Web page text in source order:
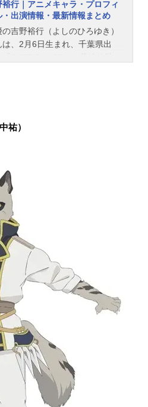
裕行｜アニメキャラ・プロフィ
・出演情報・最新情報まとめ
の吉野裕行（よしのひろゆき）
は、2月6日生まれ、千葉県出
記事をご紹介！
祐）